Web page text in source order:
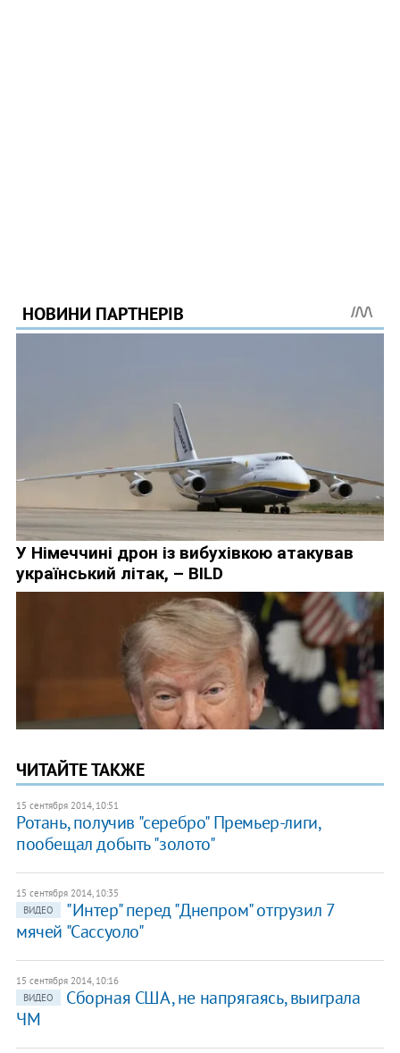
ЧИТАЙТЕ ТАКЖЕ
15 сентября 2014, 10:51
Ротань, получив "серебро" Премьер-лиги,
пообещал добыть "золото"
15 сентября 2014, 10:35
ВИДЕО
"Интер" перед "Днепром" отгрузил 7
мячей "Сассуоло"
15 сентября 2014, 10:16
ВИДЕО
Сборная США, не напрягаясь, выиграла
ЧМ